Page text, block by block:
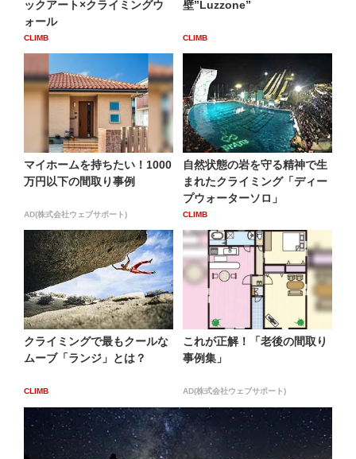
ックアート×クライミングウ
ォール
CLIMB
壁”Luzzone”
CLIMB
マイホームを持ちたい！1000
万円以下の間取り事例
AD(株式会社ウェブサポート)
自然状態の岩を守る精神で生
まれたクライミング「ディー
プウォーターソロ」
CLIMB
クライミングで最もクールな
ムーブ「ランジ」とは？
CLIMB
これが正解！「老後の間取り
事例集」
AD(株式会社ウェブサポート)